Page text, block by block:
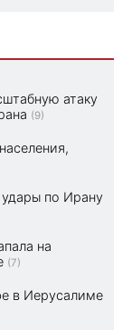
атаку
(9)
по Ирану
на
(7)
в Иерусалиме